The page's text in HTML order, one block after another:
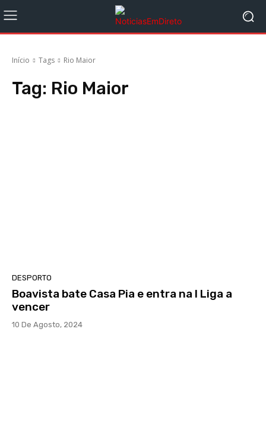
Início Tags Rio Maior
Tag: Rio Maior
DESPORTO
Boavista bate Casa Pia e entra na I Liga a
vencer
10 De Agosto, 2024